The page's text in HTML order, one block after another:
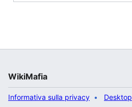
WikiMafia
Informativa sulla privacy Desktop